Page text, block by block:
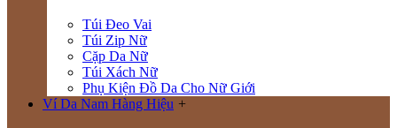
Túi Đeo Vai
Túi Zip Nữ
Cặp Da Nữ
Túi Xách Nữ
Phụ Kiện Đồ Da Cho Nữ Giới
Ví Da Nam Hàng Hiệu +